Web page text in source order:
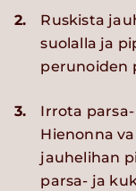
2.
Ruskista
suolalla ja
perunoiden
3.
Irrota
Hienonna
jauhelihan
parsa- ja